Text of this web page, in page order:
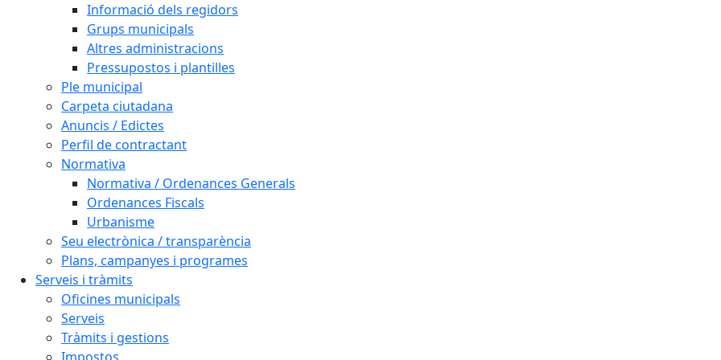
Informació dels regidors
Grups municipals
Altres administracions
Pressupostos i plantilles
Ple municipal
Carpeta ciutadana
Anuncis / Edictes
Perfil de contractant
Normativa
Normativa / Ordenances Generals
Ordenances Fiscals
Urbanisme
Seu electrònica / transparència
Plans, campanyes i programes
Serveis i tràmits
Oficines municipals
Serveis
Tràmits i gestions